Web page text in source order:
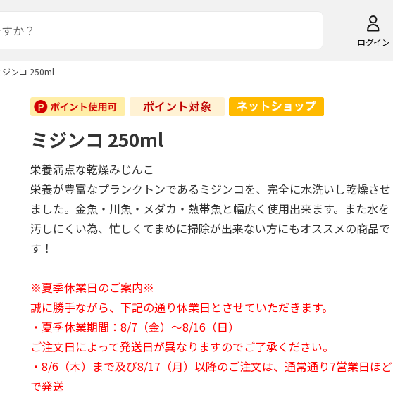
ログイン
ジンコ 250ml
ミジンコ 250ml
栄養満点な乾燥みじんこ
栄養が豊富なプランクトンであるミジンコを、完全に水洗いし乾燥させ
ました。金魚・川魚・メダカ・熱帯魚と幅広く使用出来ます。また水を
汚しにくい為、忙しくてまめに掃除が出来ない方にもオススメの商品で
す！
※夏季休業日のご案内※
誠に勝手ながら、下記の通り休業日とさせていただきます。
・夏季休業期間：8/7（金）～8/16（日）
ご注文日によって発送日が異なりますのでご了承ください。
・8/6（木）まで及び8/17（月）以降のご注文は、通常通り7営業日ほど
で発送